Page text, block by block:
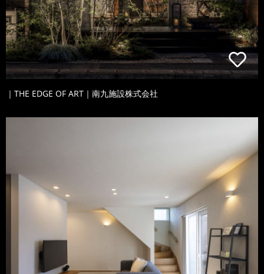
｜THE EDGE OF ART｜南九施設株式会社